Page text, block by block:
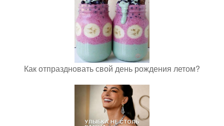
Как отпраздновать свой день рождения летом?